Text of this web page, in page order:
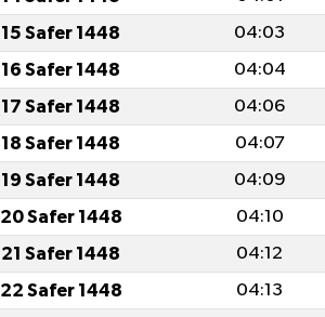
15 Safer 1448 04:03
16 Safer 1448 04:04
17 Safer 1448 04:06
18 Safer 1448 04:07
19 Safer 1448 04:09
20 Safer 1448 04:10
21 Safer 1448 04:12
22 Safer 1448 04:13